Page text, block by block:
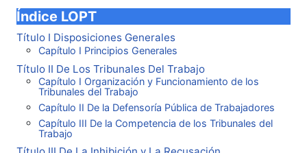
Índice LOPT
Título I Disposiciones Generales
Capítulo I Principios Generales
Título II De Los Tribunales Del Trabajo
Capítulo I Organización y Funcionamiento de los
Tribunales del Trabajo
Capítulo II De la Defensoría Pública de Trabajadores
Capítulo III De la Competencia de los Tribunales del
Trabajo